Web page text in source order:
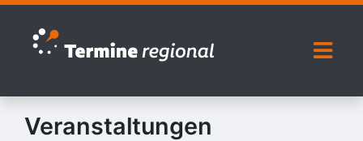
Zur Navigation springen
Zum Inhalt springen
Veranstaltungen